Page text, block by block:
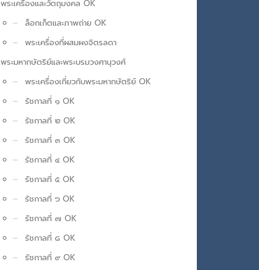
พระเครื่องและวัตถุมงคล OK
ล็อกเก็ตและภาพถ่าย OK
พระเครื่องที่ผสมผงจิตรลดา
พระมหากษัตริย์และพระบรมวงศานุวงศ์
พระเครื่องเกี่ยวกับพระมหากษัตริย์ OK
รัชกาลที่ ๑ OK
รัชกาลที่ ๒ OK
รัชกาลที่ ๓ OK
รัชกาลที่ ๔ OK
รัชกาลที่ ๕ OK
รัชกาลที่ ๖ OK
รัชกาลที่ ๗ OK
รัชกาลที่ ๘ OK
รัชกาลที่ ๙ OK